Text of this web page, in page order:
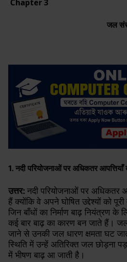
Chapter 3
जल
1. नदी परियोजनाओं पर अधिकतर आपत्तियाँ
उत्तर: नदी परियोजनाओं पर अधिकतर
हैं क्योंकि वे अपने घोषित उद्देश्यों को
जिन बाँधों का निर्माण बाढ़ नियंत्रण के
कई बार बाढ़ का कारण बन जाते हैं।
जाने से उनकी जल धारण क्षमता घट
स्थिति में उन्हें अतिरिक्त जल छोड़ना
में भीषण बाढ़ आ जाती है।